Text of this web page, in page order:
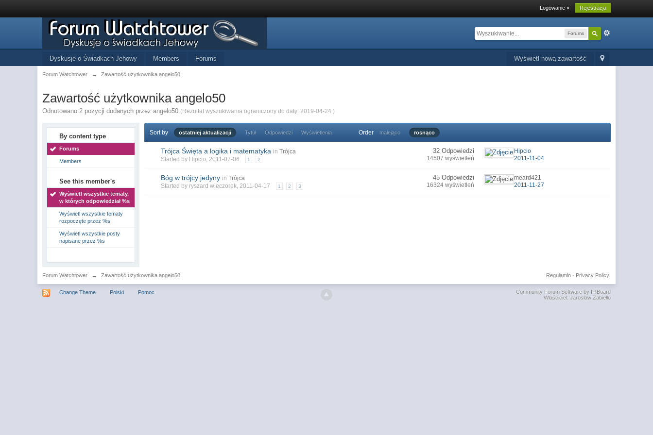
Logowanie » Rejestracja
Forums
Wyświetl nową zawartość
Dyskusje o Świadkach Jehowy Members Forums
Forum Watchtower → Zawartość użytkownika angelo50
Zawartość użytkownika angelo50
Odnotowano 2 pozycji dodanych przez angelo50 (Rezultat wyszukiwania ograniczony do daty: 2019-04-24 )
By content type
Forums
Members
See this member's
Wyświetl wszystkie tematy,
w których odpowiedział %s
Wyświetl wszystkie tematy
rozpoczęte przez %s
Wyświetl wszystkie posty
napisane przez %s
Sort by ostatniej aktualizacji Tytuł Odpowiedzi Wyświetlenia Order malejąco rosnąco
Trójca Święta a logika i matematyka in Trójca
Started by Hipcio, 2011-07-06 1 2
32 Odpowiedzi
14507 wyświetleń
Hipcio
2011-11-04
Bóg w trójcy jedyny in Trójca
Started by ryszard wieczorek, 2011-04-17 1 2 3
45 Odpowiedzi
16324 wyświetleń
meard421
2011-11-27
Forum Watchtower → Zawartość użytkownika angelo50 Privacy Policy
Regulamin·
Change Theme Polski Pomoc
Community Forum Software by IP.Board
Właściciel: Jarosław Zabiełło